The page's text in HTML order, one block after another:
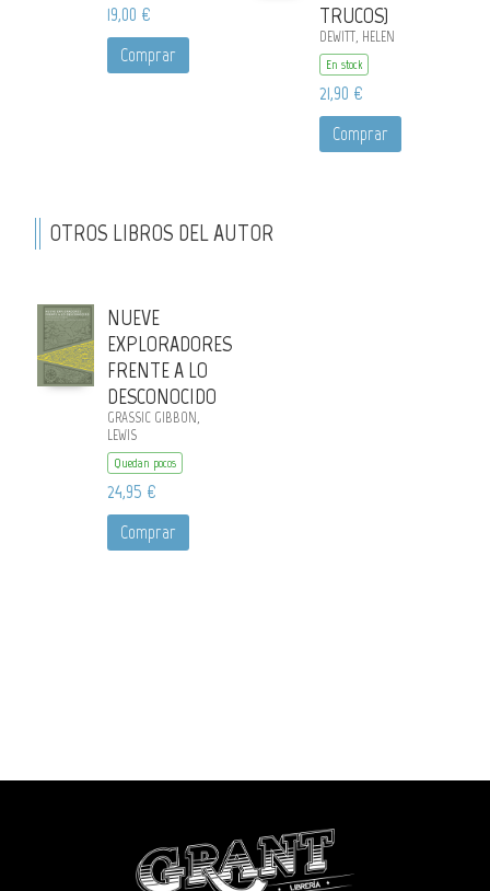
19,00 €
Comprar
TRUCOS)
DEWITT, HELEN
En stock
21,90 €
Comprar
OTROS LIBROS DEL AUTOR
NUEVE
EXPLORADORES
FRENTE A LO
DESCONOCIDO
GRASSIC GIBBON,
LEWIS
Quedan pocos
24,95 €
Comprar